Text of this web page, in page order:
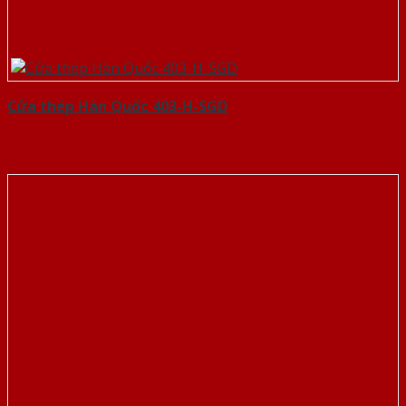
Cửa thép Hàn Quốc 403-H-SGD